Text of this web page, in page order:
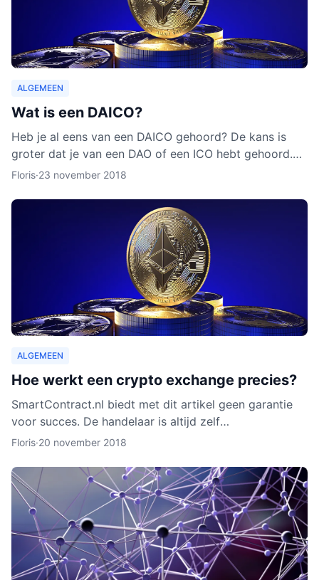
ALGEMEEN
Wat is een DAICO?
Heb je al eens van een DAICO gehoord? De kans is
groter dat je van een DAO of een ICO hebt gehoord.
Hoewel het concept van DAICO nog nooit is ingezet,
Floris·23 november 2018
ALGEMEEN
Hoe werkt een crypto exchange precies?
SmartContract.nl biedt met dit artikel geen garantie
voor succes. De handelaar is altijd zelf
verantwoordelijk voor zijn of haar munten. Het is
Floris·20 november 2018